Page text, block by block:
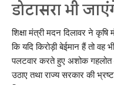
क्राइम
भारत
बॉलीवुड
डोटासरा भी
शिक्षा मंत्री मदन दिलावर ने कृषि
कि यदि किरोड़ी बेईमान हैं तो वह
पलटवार करते हुए अशोक गहलोत
उठाए तथा राज्य सरकार की